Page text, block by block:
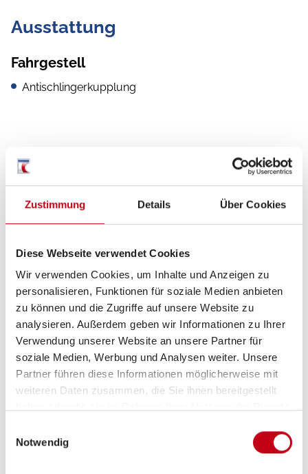
Zustimmung Details Über Cookies
Diese Webseite verwendet Cookies
Wir verwenden Cookies, um Inhalte und Anzeigen zu
personalisieren, Funktionen für soziale Medien anbieten
zu können und die Zugriffe auf unsere Website zu
analysieren. Außerdem geben wir Informationen zu Ihrer
Verwendung unserer Website an unsere Partner für
soziale Medien, Werbung und Analysen weiter. Unsere
Partner führen diese Informationen möglicherweise mit
weiteren Daten zusammen, die Sie ihnen bereitgestellt
Notwendig
Ausstattung
Fahrgestell
Antischlingerkupplung
Grundrissbeschreibung
Einzelbett ab 3 Schlafplätze
Schlafplätze 3
Sitzgruppe Seitensitzgruppe